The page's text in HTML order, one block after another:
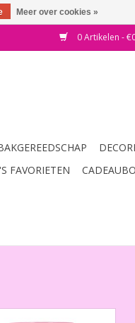
0 Artikelen -
FAVORIETEN
Meer over cookies »